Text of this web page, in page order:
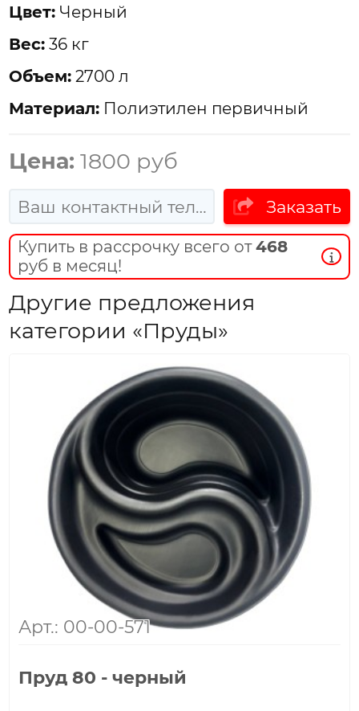
Цвет: Черный
Вес: 36 кг
Объем: 2700 л
Материал: Полиэтилен первичный
Цена: 1800 руб
Заказать
Купить в рассрочку всего от468
руб в месяц!
Другие предложения
категории «Пруды»
Арт.: 00-00-571
Пруд 80 - черный